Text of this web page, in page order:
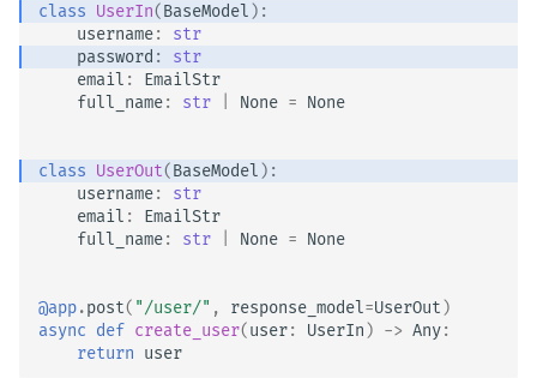
class UserIn(BaseModel ):
username:
str
password :
str
email :
EmailStr
full_name: str None = None
class UserOut(BaseModel ):
username:
str
email :
EmailStr
full_name: str None = None
@app.post( "/user/" , response_model=UserOut )
async def create_user(user: UserIn ) -> Any:
return user